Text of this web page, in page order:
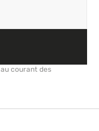
courant des